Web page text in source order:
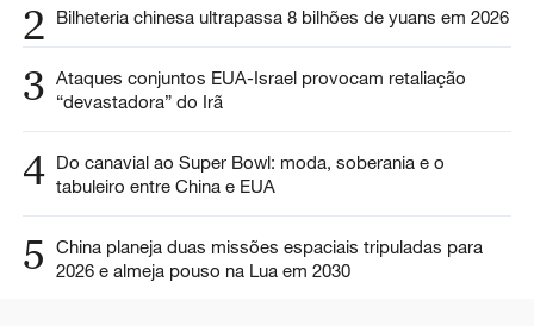
2 Bilheteria chinesa ultrapassa 8 bilhões de yuans em 2026
3 Ataques conjuntos EUA-Israel provocam retaliação
“devastadora” do Irã
4 Do canavial ao Super Bowl: moda, soberania e o
tabuleiro entre China e EUA
5
China planeja duas missões espaciais tripuladas para
2026 e almeja pouso na Lua em 2030